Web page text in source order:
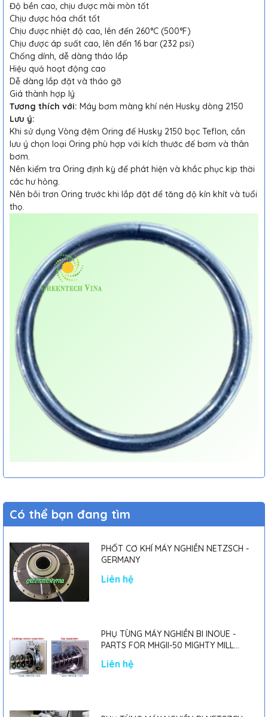
Độ bền cao, chịu được mài mòn tốt
Chịu được hóa chất tốt
Chịu được nhiệt độ cao, lên đến 260°C (500°F)
Chịu được áp suất cao, lên đến 16 bar (232 psi)
Chống dính, dễ dàng tháo lắp
Hiệu quả hoạt động cao
Dễ dàng lắp đặt và tháo gỡ
Giá thành hợp lý
Tương thích với: Máy bơm màng khí nén Husky dòng 2150
Lưu ý:
Khi sử dụng Vòng đệm Oring đế Husky 2150 bọc Teflon, cần
lưu ý chọn loại Oring phù hợp với kích thước đế bơm và thân
bơm.
Nên kiểm tra Oring định kỳ để phát hiện và khắc phục kịp thời
các hư hỏng.
Nên bôi trơn Oring trước khi lắp đặt để tăng độ kín khít và tuổi
thọ.
Có thể bạn đang tìm
PHỐT CƠ KHÍ MÁY NGHIỀN NETZSCH -
GERMANY
Liên hệ
PHỤ TÙNG MÁY NGHIỀN BI INOUE -
PARTS FOR MHGII-50 MIGHTY MILL
Liên hệ